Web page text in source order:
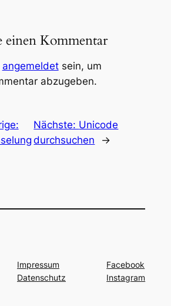
einen Kommentar
angemeldetsein, um
abzugeben.
Nächste: Unicode
durchsuchen
→
Impressum
Datenschutz
Facebook
Instagram